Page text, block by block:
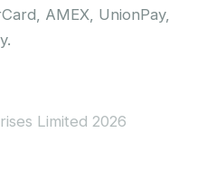
AMEX, UnionPay,
Limited 2026